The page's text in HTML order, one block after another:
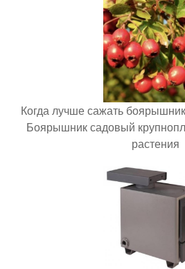
Когда лучше сажать
Боярышник садовый
растения